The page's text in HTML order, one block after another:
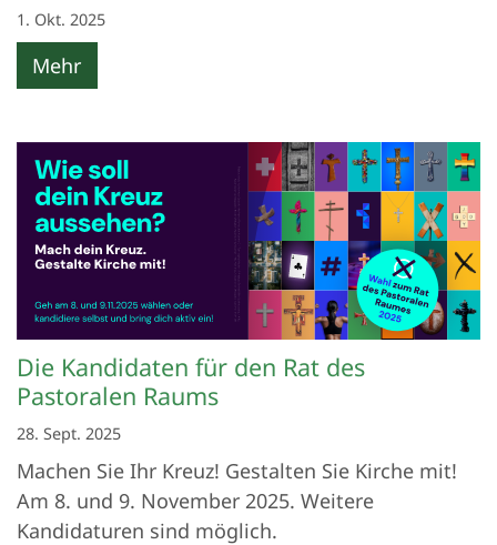
1. Okt. 2025
Mehr
Die Kandidaten für den Rat des
Pastoralen Raums
28. Sept. 2025
Machen Sie Ihr Kreuz! Gestalten Sie Kirche mit!
Am 8. und 9. November 2025. Weitere
Kandidaturen sind möglich.